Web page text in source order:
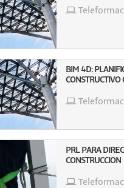
BIM 4D:
CONSTRUCTIVO
PRL PARA
CONSTRUCCION